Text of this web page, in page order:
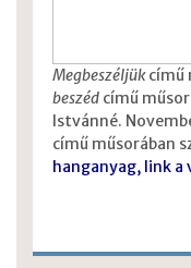
Megbeszéljükcímű
beszédcímű
Istvánné.
című műsorában
hanganyag, link a